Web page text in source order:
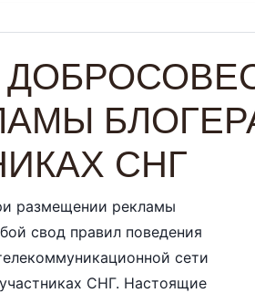
СНГ
размещении рекламы
свод правил поведения
сети
СНГ. Настоящие